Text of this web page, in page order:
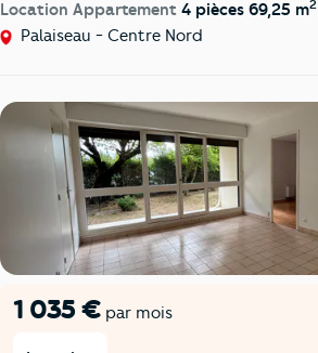
Location Appartement 4 pièces 69,25 m2
Palaiseau - Centre Nord
1 035 € par mois